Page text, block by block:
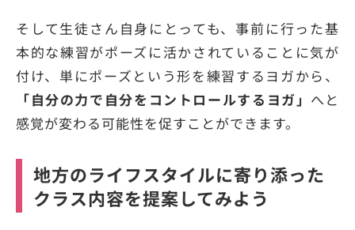
そして生徒さん自身にとっても、事前に行った基
本的な練習がポーズに活かされていることに気が
付け、単にポーズという形を練習するヨガから、
「自分の力で自分をコントロールするヨガ」 へと
感覚が変わる可能性を促すことができます。
地方のライフスタイルに寄り添った
クラス内容を提案してみよう